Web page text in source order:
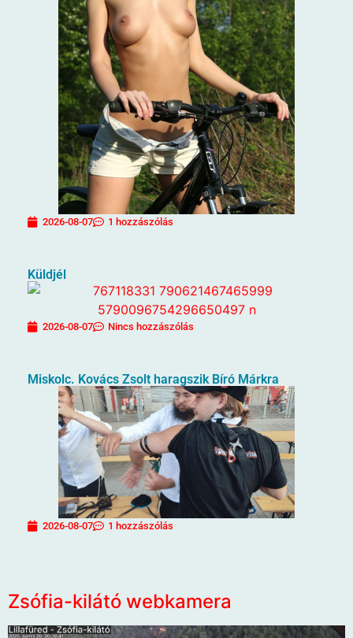
2026-08-07 1 hozzászólás
Küldjél
2026-08-07 Nincs hozzászólás
Miskolc. Kovács Zsolt haragszik Bíró Márkra
2026-08-07 1 hozzászólás
Zsófia-kilátó webkamera